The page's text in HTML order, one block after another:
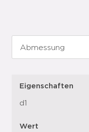
Eigenschaften
d1
Wert